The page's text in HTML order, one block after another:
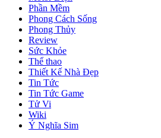
Phần Mềm
Phong Cách Sống
Phong Thủy
Review
Sức Khỏe
Thể thao
Thiết Kế Nhà Đẹp
Tin Tức
Tin Tức Game
Tử Vi
Wiki
Ý Nghĩa Sim